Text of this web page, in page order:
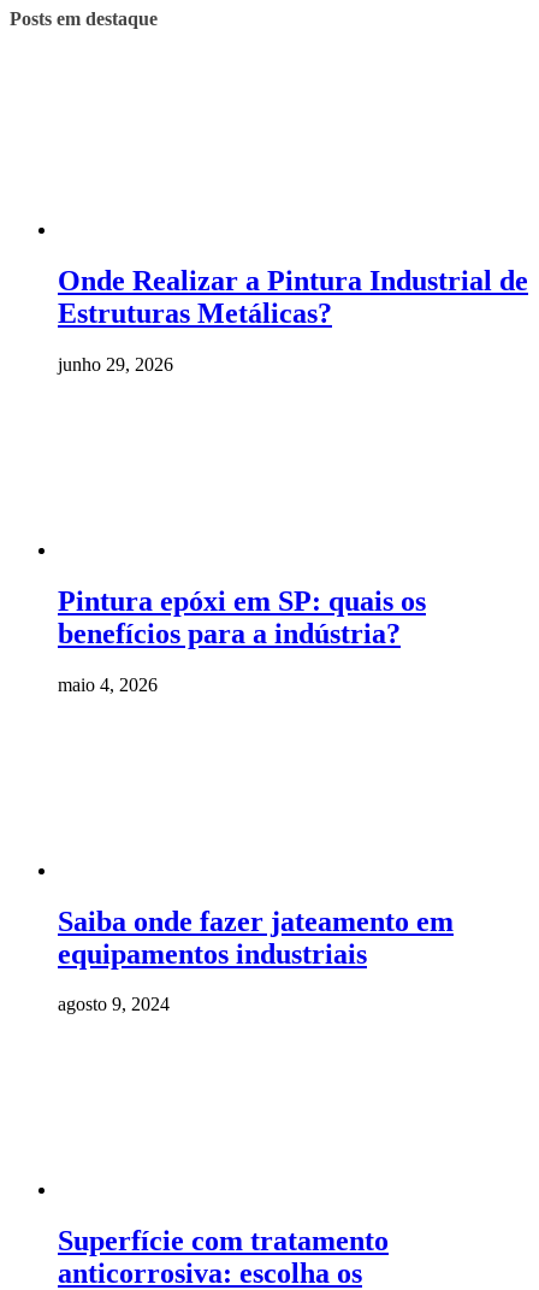
Posts em destaque
Onde Realizar a Pintura Industrial de
Estruturas Metálicas?
junho 29, 2026
Pintura epóxi em SP: quais os
benefícios para a indústria?
maio 4, 2026
Saiba onde fazer jateamento em
equipamentos industriais
agosto 9, 2024
Superfície com tratamento
anticorrosiva: escolha os